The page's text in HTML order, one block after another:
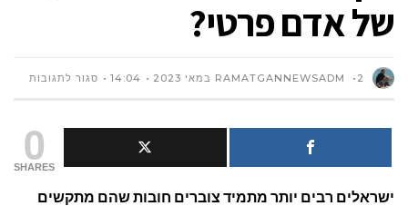
של אדם פרטי?
RAMATGANNEWSADM 2 במאי 2023 14:04 סגור לתגובותעל
אפשר0
SHARES
ישראלים רבים יותר מתמיד צוברים חובות שהם מתקשים